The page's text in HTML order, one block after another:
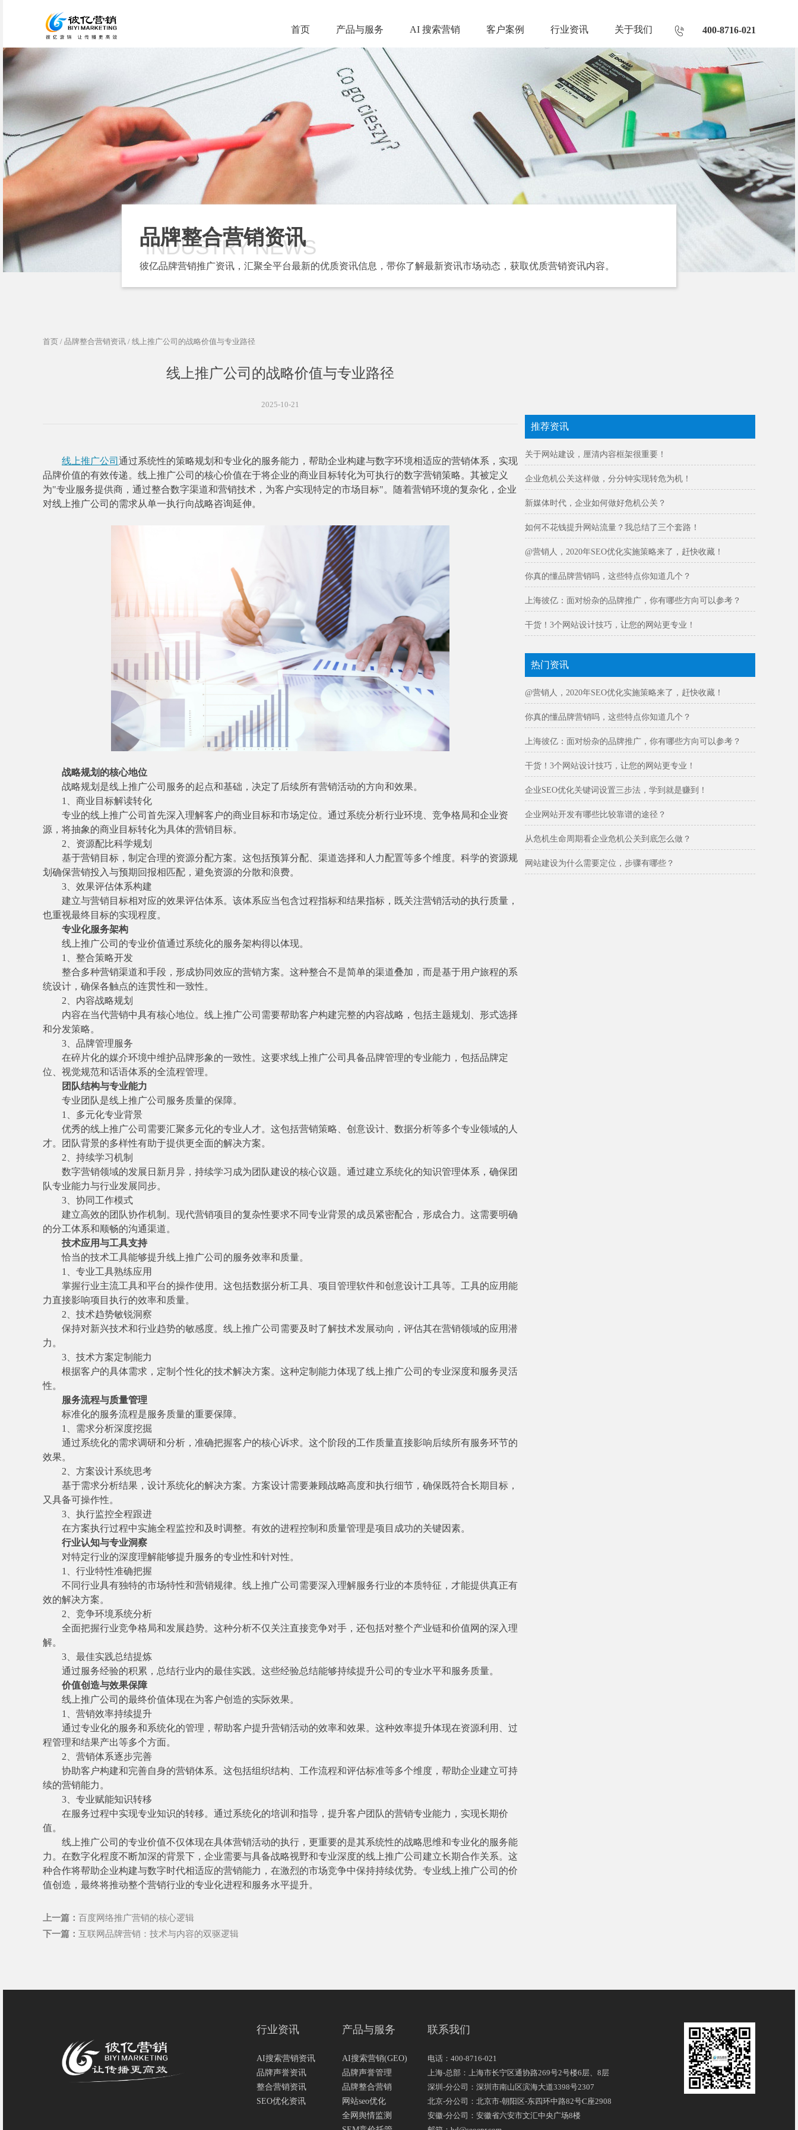
首页 产品与服务 AI 搜索营销 客户案例 行业资讯 关于我们 400-8716-021
品牌整合营销资讯
INDUSTRY NEWS
彼亿品牌营销推广资讯，汇聚全平台最新的优质资讯信息，带你了解最新资讯市场动态，获取优质营销资讯内容。
首页 / 品牌整合营销资讯 / 线上推广公司的战略价值与专业路径
线上推广公司的战略价值与专业路径
2025-10-21
线上推广公司 通过系统性的策略规划和专业化的服务能力，帮助企业构建与数字环境相适应的营销体系，实现
品牌价值的有效传递。线上推广公司的核心价值在于将企业的商业目标转化为可执行的数字营销策略。其被定义
为"专业服务提供商，通过整合数字渠道和营销技术，为客户实现特定的市场目标"。随着营销环境的复杂化，企业
对线上推广公司的需求从单一执行向战略咨询延伸。
战略规划的核心地位
战略规划是线上推广公司服务的起点和基础，决定了后续所有营销活动的方向和效果。
1、商业目标解读转化
专业的线上推广公司首先深入理解客户的商业目标和市场定位。通过系统分析行业环境、竞争格局和企业资
源，将抽象的商业目标转化为具体的营销目标。
2、资源配比科学规划
基于营销目标，制定合理的资源分配方案。这包括预算分配、渠道选择和人力配置等多个维度。科学的资源规
划确保营销投入与预期回报相匹配，避免资源的分散和浪费。
3、效果评估体系构建
建立与营销目标相对应的效果评估体系。该体系应当包含过程指标和结果指标，既关注营销活动的执行质量，
也重视最终目标的实现程度。
专业化服务架构
线上推广公司的专业价值通过系统化的服务架构得以体现。
1、整合策略开发
整合多种营销渠道和手段，形成协同效应的营销方案。这种整合不是简单的渠道叠加，而是基于用户旅程的系
统设计，确保各触点的连贯性和一致性。
2、内容战略规划
内容在当代营销中具有核心地位。线上推广公司需要帮助客户构建完整的内容战略，包括主题规划、形式选择
和分发策略。
3、品牌管理服务
在碎片化的媒介环境中维护品牌形象的一致性。这要求线上推广公司具备品牌管理的专业能力，包括品牌定
位、视觉规范和话语体系的全流程管理。
团队结构与专业能力
专业团队是线上推广公司服务质量的保障。
1、多元化专业背景
优秀的线上推广公司需要汇聚多元化的专业人才。这包括营销策略、创意设计、数据分析等多个专业领域的人
才。团队背景的多样性有助于提供更全面的解决方案。
2、持续学习机制
数字营销领域的发展日新月异，持续学习成为团队建设的核心议题。通过建立系统化的知识管理体系，确保团
队专业能力与行业发展同步。
3、协同工作模式
建立高效的团队协作机制。现代营销项目的复杂性要求不同专业背景的成员紧密配合，形成合力。这需要明确
的分工体系和顺畅的沟通渠道。
技术应用与工具支持
恰当的技术工具能够提升线上推广公司的服务效率和质量。
1、专业工具熟练应用
掌握行业主流工具和平台的操作使用。这包括数据分析工具、项目管理软件和创意设计工具等。工具的应用能
力直接影响项目执行的效率和质量。
2、技术趋势敏锐洞察
保持对新兴技术和行业趋势的敏感度。线上推广公司需要及时了解技术发展动向，评估其在营销领域的应用潜
力。
3、技术方案定制能力
根据客户的具体需求，定制个性化的技术解决方案。这种定制能力体现了线上推广公司的专业深度和服务灵活
性。
服务流程与质量管理
标准化的服务流程是服务质量的重要保障。
1、需求分析深度挖掘
通过系统化的需求调研和分析，准确把握客户的核心诉求。这个阶段的工作质量直接影响后续所有服务环节的
效果。
2、方案设计系统思考
基于需求分析结果，设计系统化的解决方案。方案设计需要兼顾战略高度和执行细节，确保既符合长期目标，
又具备可操作性。
3、执行监控全程跟进
在方案执行过程中实施全程监控和及时调整。有效的进程控制和质量管理是项目成功的关键因素。
行业认知与专业洞察
对特定行业的深度理解能够提升服务的专业性和针对性。
1、行业特性准确把握
不同行业具有独特的市场特性和营销规律。线上推广公司需要深入理解服务行业的本质特征，才能提供真正有
效的解决方案。
2、竞争环境系统分析
全面把握行业竞争格局和发展趋势。这种分析不仅关注直接竞争对手，还包括对整个产业链和价值网的深入理
解。
3、最佳实践总结提炼
通过服务经验的积累，总结行业内的最佳实践。这些经验总结能够持续提升公司的专业水平和服务质量。
价值创造与效果保障
线上推广公司的最终价值体现在为客户创造的实际效果。
1、营销效率持续提升
通过专业化的服务和系统化的管理，帮助客户提升营销活动的效率和效果。这种效率提升体现在资源利用、过
程管理和结果产出等多个方面。
2、营销体系逐步完善
协助客户构建和完善自身的营销体系。这包括组织结构、工作流程和评估标准等多个维度，帮助企业建立可持
续的营销能力。
3、专业赋能知识转移
在服务过程中实现专业知识的转移。通过系统化的培训和指导，提升客户团队的营销专业能力，实现长期价
值。
线上推广公司的专业价值不仅体现在具体营销活动的执行，更重要的是其系统性的战略思维和专业化的服务能
力。在数字化程度不断加深的背景下，企业需要与具备战略视野和专业深度的线上推广公司建立长期合作关系。这
种合作将帮助企业构建与数字时代相适应的营销能力，在激烈的市场竞争中保持持续优势。专业线上推广公司的价
值创造，最终将推动整个营销行业的专业化进程和服务水平提升。
上一篇： 百度网络推广营销的核心逻辑
下一篇： 互联网品牌营销：技术与内容的双驱逻辑
推荐资讯
关于网站建设，厘清内容框架很重要！
企业危机公关这样做，分分钟实现转危为机！
新媒体时代，企业如何做好危机公关？
如何不花钱提升网站流量？我总结了三个套路！
@营销人，2020年SEO优化实施策略来了，赶快收藏！
你真的懂品牌营销吗，这些特点你知道几个？
上海彼亿：面对纷杂的品牌推广，你有哪些方向可以参考？
干货！3个网站设计技巧，让您的网站更专业！
热门资讯
@营销人，2020年SEO优化实施策略来了，赶快收藏！
你真的懂品牌营销吗，这些特点你知道几个？
上海彼亿：面对纷杂的品牌推广，你有哪些方向可以参考？
干货！3个网站设计技巧，让您的网站更专业！
企业SEO优化关键词设置三步法，学到就是赚到！
企业网站开发有哪些比较靠谱的途径？
从危机生命周期看企业危机公关到底怎么做？
网站建设为什么需要定位，步骤有哪些？
行业资讯
AI搜索营销资讯
品牌声誉资讯
整合营销资讯
SEO优化资讯
产品与服务
AI搜索营销(GEO)
品牌声誉管理
品牌整合营销
网站seo优化
全网舆情监测
联系我们
电话：400-8716-021
上海-总部：上海市长宁区通协路269号2号楼6层、8层
深圳-分公司：深圳市南山区滨海大道3398号2307
北京-分公司：北京市-朝阳区-东四环中路82号C座2908
安徽-分公司：安徽省六安市文汇中央广场8楼